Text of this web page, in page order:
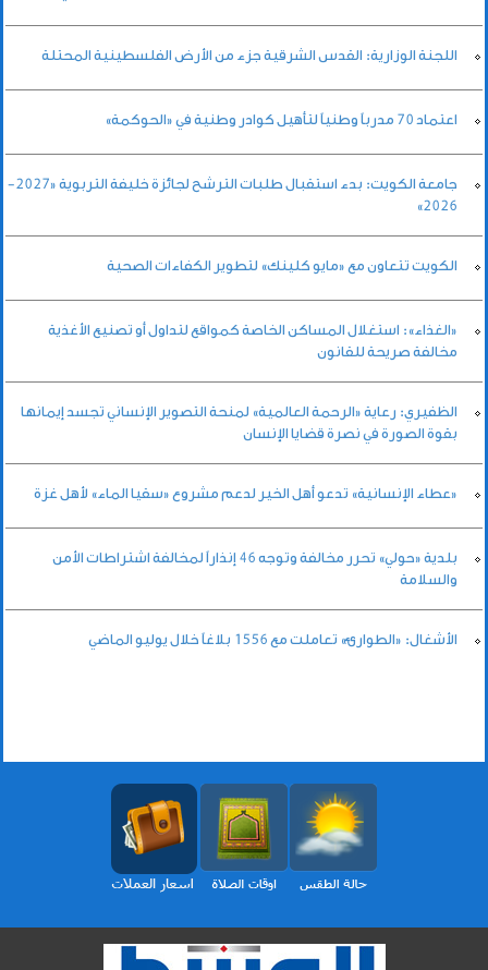
اللجنة الوزارية: القدس الشرقية جزء من الأرض الفلسطينية المحتلة
اعتماد 70 مدرباً وطنياً لتأهيل كوادر وطنية في «الحوكمة»
جامعة الكويت: بدء استقبال طلبات الترشح لجائزة خليفة التربوية «2027-
2026»
الكويت تتعاون مع «مايو كلينك» لتطوير الكفاءات الصحية
«الغذاء»: استغلال المساكن الخاصة كمواقع لتداول أو تصنيع الأغذية
مخالفة صريحة للقانون
الظفيري: رعاية «الرحمة العالمية» لمنحة التصوير الإنساني تجسد إيمانها
بقوة الصورة في نصرة قضايا الإنسان
«عطاء الإنسانية» تدعو أهل الخير لدعم مشروع «سقيا الماء» لأهل غزة
بلدية «حولي» تحرر مخالفة وتوجه 46 إنذاراً لمخالفة اشتراطات الأمن
والسلامة
الأشغال: «الطوارئ» تعاملت مع 1556 بلاغاً خلال يوليو الماضي